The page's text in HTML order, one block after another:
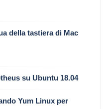
della tastiera di Mac
su Ubuntu 18.04
Yum Linux per